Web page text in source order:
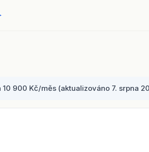
900 Kč/měs (aktualizováno 7. srpna